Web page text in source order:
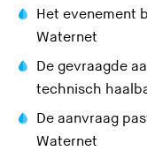
Het evenement
Waternet
De gevraagde
technisch
De aanvraag
Waternet